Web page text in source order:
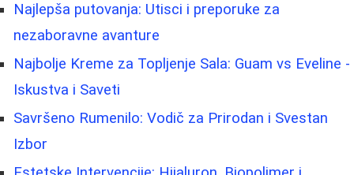
Najlepša putovanja: Utisci i preporuke za
nezaboravne avanture
Najbolje Kreme za Topljenje Sala: Guam vs Eveline -
Iskustva i Saveti
Savršeno Rumenilo: Vodič za Prirodan i Svestan
Izbor